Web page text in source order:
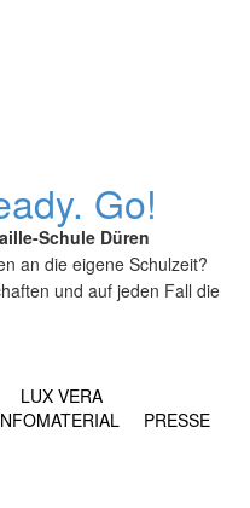
Go!
Schule Düren
an die eigene Schulzeit?
und auf jeden Fall die
LUX VERA
PRESSE